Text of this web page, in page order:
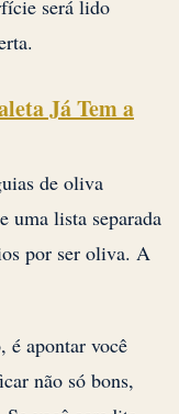
será lido
Já Tem a
de oliva
uma lista separada
por ser oliva. A
é apontar você
não só bons,